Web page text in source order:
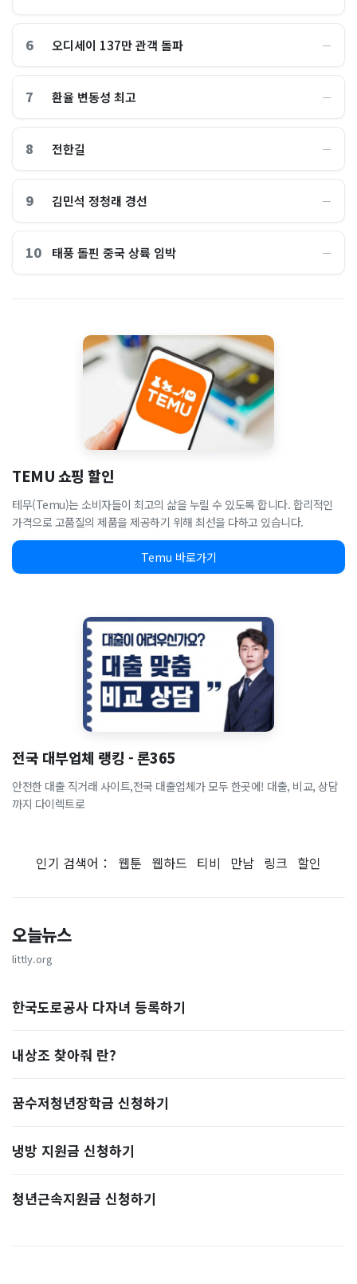
6 오디세이 137만 관객 돌파 ―
7 환율 변동성 최고 ―
8 전한길 ―
9 김민석 정청래 경선 ―
10 태풍 돌핀 중국 상륙 임박 ―
TEMU 쇼핑 할인
테무(Temu)는 소비자들이 최고의 삶을 누릴 수 있도록 합니다. 합리적인
가격으로 고품질의 제품을 제공하기 위해 최선을 다하고 있습니다.
Temu 바로가기
전국 대부업체 랭킹 - 론365
안전한 대출 직거래 사이트,전국 대출업체가 모두 한곳에! 대출, 비교, 상담
까지 다이렉트로
인기 검색어： 웹툰 웹하드 티비 만남 링크 할인
오늘뉴스
littly.org
한국도로공사 다자녀 등록하기
내상조 찾아줘 란?
꿈수저청년장학금 신청하기
냉방 지원금 신청하기
청년근속지원금 신청하기